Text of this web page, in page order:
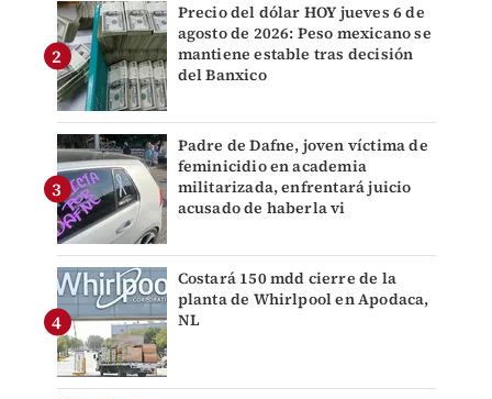
Precio del dólar HOY jueves 6 de
agosto de 2026: Peso mexicano se
mantiene estable tras decisión
del Banxico
Padre de Dafne, joven víctima de
feminicidio en academia
militarizada, enfrentará juicio
acusado de haberla vi
Costará 150 mdd cierre de la
planta de Whirlpool en Apodaca,
NL